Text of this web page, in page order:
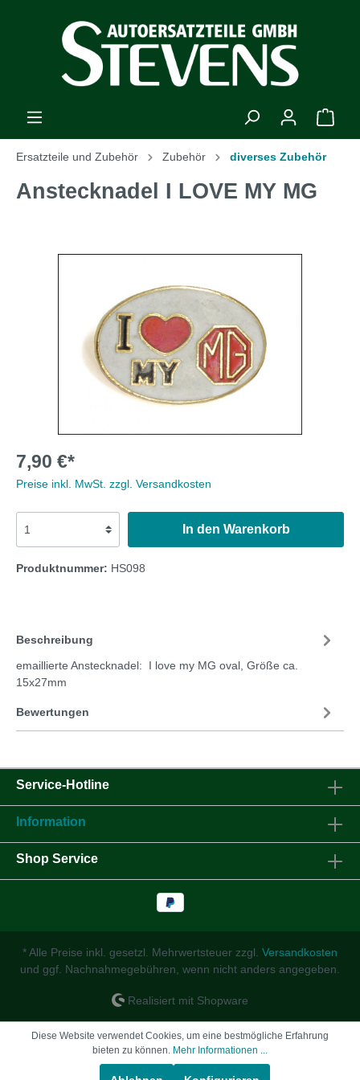
Ersatzteile und Zubehör Zubehör diverses Zubehör
Anstecknadel I LOVE MY MG
7,90 €*
Preise inkl. MwSt. zzgl. Versandkosten
In den Warenkorb
Produktnummer: HS098
Beschreibung
emaillierte Anstecknadel: I love my MG oval, Größe ca.
15x27mm
Bewertungen
Service-Hotline
Information
Shop Service
* Alle Preise inkl. gesetzl. Mehrwertsteuer zzgl. Versandkosten
und ggf. Nachnahmegebühren, wenn nicht anders angegeben.
Realisiert mit Shopware
Diese Website verwendet Cookies, um eine bestmögliche Erfahrung
bieten zu können. Mehr Informationen ...